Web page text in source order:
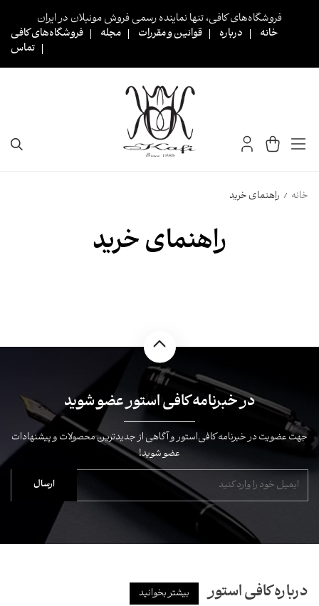
فروشگاه‌های کافی، تنها نماینده رسمی فروش مونبلان در ایران
خانه
درباره قوانین و مقررات مجله
فروشگاه‌های کافی
تماس
خانه / راهنمای خرید
راهنمای خرید
در خبرنامه کافی استور عضو شوید
جهت عضویت در خبرنامه کافی‌استور و آگاهی از جدیدترین محصولات و پیشنهادات
عضو شوید!
درباره کافی استور بیشتر بخوانید